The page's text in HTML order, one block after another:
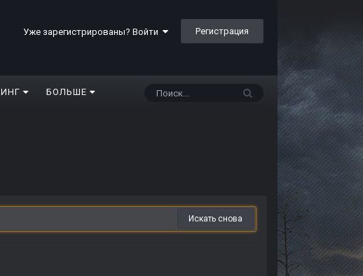
Уже зарегистрированы? Войти Регистрация
БОЛЬШЕ
Искать снова